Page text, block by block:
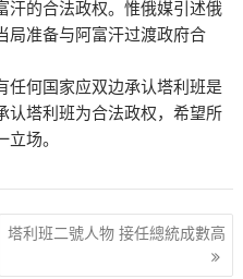
汗的合法政权。惟俄媒引述俄
局准备与阿富汗过渡政府合
任何国家应双边承认塔利班是
认塔利班为合法政权，希望所
场。
塔利班二號人物 接任總統成數高